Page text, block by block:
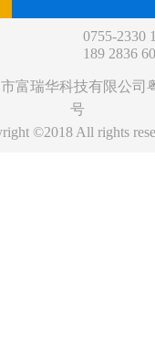
0755-2330
189 2836
富瑞华科技有限公司
号
©2018 All rights